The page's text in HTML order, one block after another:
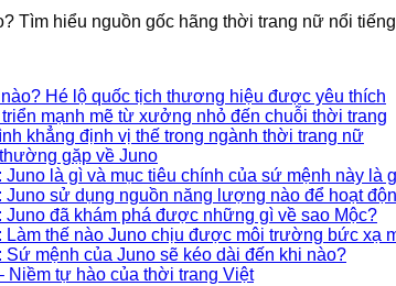
Hé lộ quốc tịch thương hiệu được yêu thích
mạnh mẽ từ xưởng nhỏ đến chuỗi thời trang
khẳng định vị thế trong ngành thời trang nữ
gặp về Juno
Juno là gì và mục tiêu chính của sứ mệnh này là
Juno sử dụng nguồn năng lượng nào để hoạt
Juno đã khám phá được những gì về sao Mộc?
Làm thế nào Juno chịu được môi trường bức xạ
Sứ mệnh của Juno sẽ kéo dài đến khi nào?
Niềm tự hào của thời trang Việt